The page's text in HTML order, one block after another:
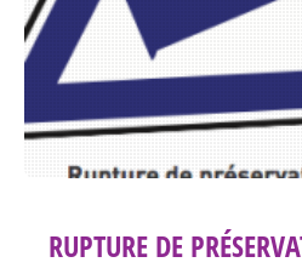
RUPTURE DE